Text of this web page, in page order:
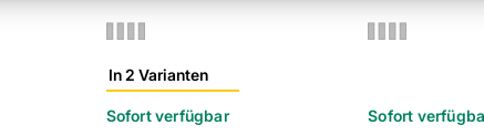
In 2 Varianten
Sofort verfügbar Sofort